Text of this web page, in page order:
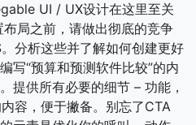
UI / UX设计在这里至关
局之前，请做出彻底的竞争
分析这些并了解如何创建更好
写“预算和预测软件比较”的内
提供所有必要的细节 – 功能，
容，便于撇备。别忘了CTA